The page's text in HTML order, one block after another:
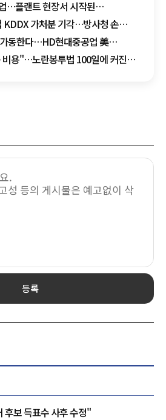
…플랜트 현장서 시작된
KDDX 가처분 기각…방사청 손
동한다…HD현대중공업 美
엔진 공급
비용"…노란봉투법 100일에 커진
등록
후보 득표수 사후 수정"